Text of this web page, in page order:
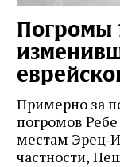
Погромы
Примерно за
погромов
местам
частности,